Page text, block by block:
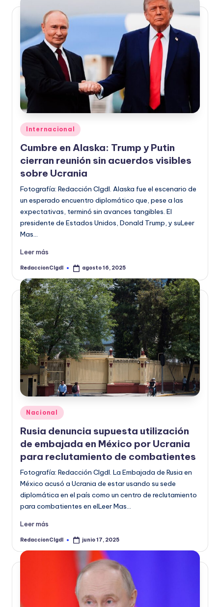
Publicado
en
Internacional
Cumbre en Alaska: Trump y Putin
cierran reunión sin acuerdos visibles
sobre Ucrania
Fotografía: Redacción CIgdl. Alaska fue el escenario de
un esperado encuentro diplomático que, pese a las
expectativas, terminó sin avances tangibles. El
presidente de Estados Unidos, Donald Trump, y suLeer
Mas…
Leer más
Publicado
RedaccionCIgdl agosto 16, 2025
Publicado
en
Nacional
Rusia denuncia supuesta utilización
de embajada en México por Ucrania
para reclutamiento de combatientes
Fotografía: Redacción CIgdl. La Embajada de Rusia en
México acusó a Ucrania de estar usando su sede
diplomática en el país como un centro de reclutamiento
para combatientes en elLeer Mas…
Leer más
Publicado
RedaccionCIgdl junio 17, 2025